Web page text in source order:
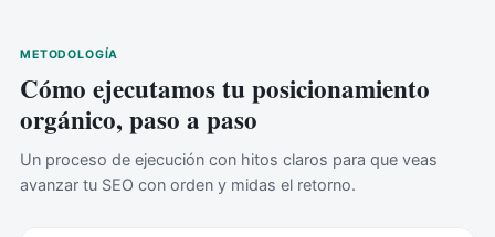
METODOLOGÍA
Cómo ejecutamos tu posicionamiento
orgánico, paso a paso
Un proceso de ejecución con hitos claros para que veas
avanzar tu SEO con orden y midas el retorno.